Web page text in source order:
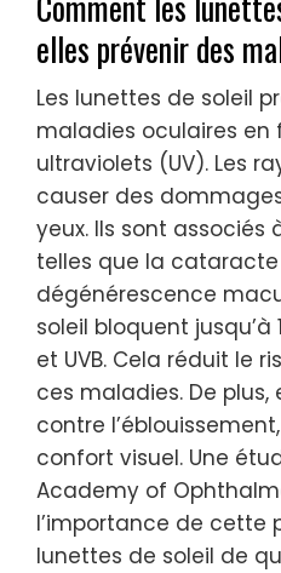
elles prévenir des
Les lunettes de soleil
maladies oculaires en
ultraviolets (UV). Les
causer des
yeux. Ils sont associés
telles que la
dégénérescence
soleil bloquent jusqu’à
et UVB. Cela réduit le
ces maladies. De
contre
confort visuel. Une
Academy of
l’importance de cette
lunettes de soleil de